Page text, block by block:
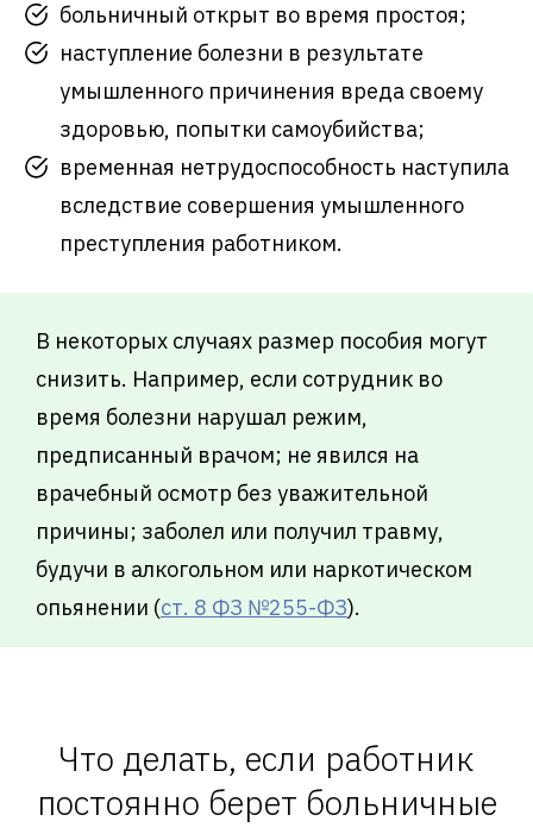
больничный открыт во время простоя;
наступление болезни в результате
умышленного причинения вреда своему
здоровью, попытки самоубийства;
временная нетрудоспособность наступила
вследствие совершения умышленного
преступления работником.
В некоторых случаях размер пособия могут
снизить. Например, если сотрудник во
время болезни нарушал режим,
предписанный врачом; не явился на
врачебный осмотр без уважительной
причины; заболел или получил травму,
будучи в алкогольном или наркотическом
опьянении (ст. 8 ФЗ №255-ФЗ).
Что делать, если работник
постоянно берет больничные